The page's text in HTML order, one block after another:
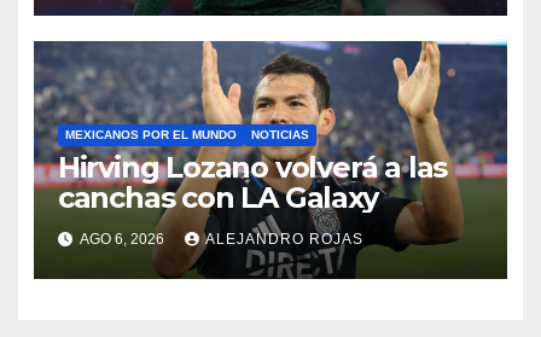
MEXICANOS POR EL MUNDO NOTICIAS
Hirving Lozano volverá a las
canchas con LA Galaxy
AGO 6, 2026 ALEJANDRO ROJAS